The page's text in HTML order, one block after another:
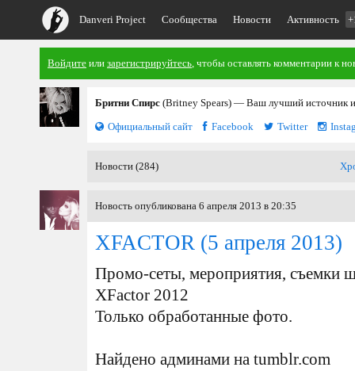
Danveri Project Сообщества Новости Активность
Войдите или зарегистрируйтесь, чтобы оставлять комментарии к
Бритни Спирс (Britney Spears) — Ваш лучший источник
Официальный сайт
Facebook Twitter
Новости (284)
Новость опубликована 6 апреля 2013 в 20:35
XFACTOR (5 апреля 2013)
Промо-сеты, мероприятия, съемки
XFactor 2012
Только обработанные фото.
Найдено админами на tumblr.com